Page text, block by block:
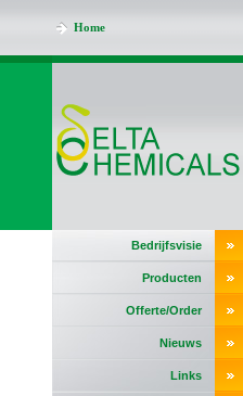
Home
Bedrijfsvisie
Producten
Offerte/Order
Nieuws
Links